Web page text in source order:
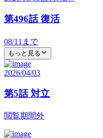
第496話 復活
08/11 まで
もっと見る
2026/04/03
第5話 対立
閲覧期間外